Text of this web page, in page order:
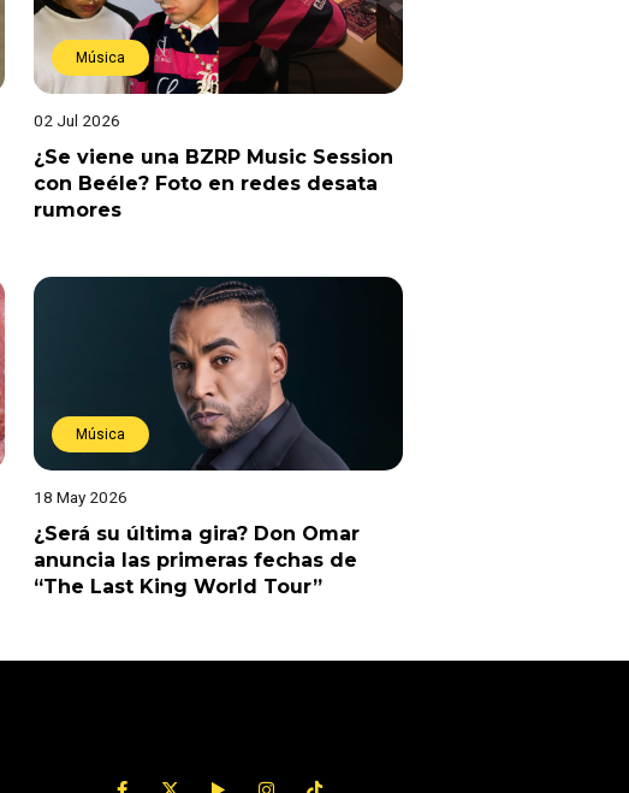
Música
02 Jul 2026
¿Se viene una BZRP Music Session
con Beéle? Foto en redes desata
rumores
Música
18 May 2026
¿Será su última gira? Don Omar
anuncia las primeras fechas de
“The Last King World Tour”